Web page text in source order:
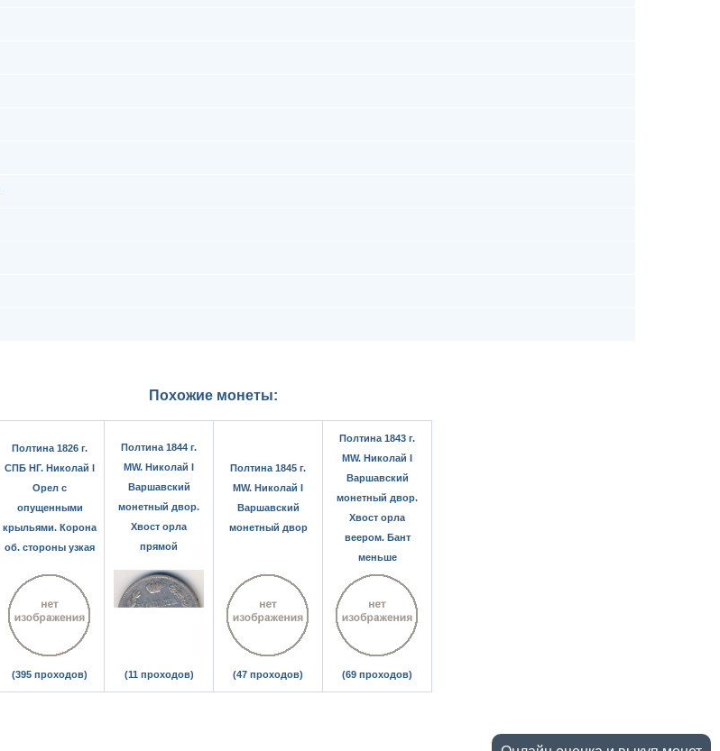
Похожие монеты:
Полтина 1826 г.
СПБ НГ. Николай I
Орел с
опущенными
крыльями. Корона
об. стороны узкая
(395 проходов)
Полтина 1844 г.
MW. Николай I
Варшавский
монетный двор.
Хвост орла
прямой
(11 проходов)
Полтина 1845 г.
MW. Николай I
Варшавский
монетный двор
(47 проходов)
Полтина 1843 г.
MW. Николай I
Варшавский
монетный двор.
Хвост орла
веером. Бант
меньше
(69 проходов)